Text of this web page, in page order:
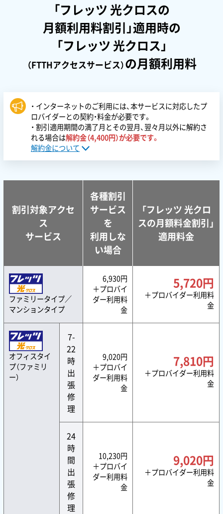
「フレッツ 光クロスの
月額利用料割引」適用時の
「フレッツ 光クロス」
（FTTHアクセスサービス）の月額利用料
・ インターネットのご利用には、本サービスに対応したプ
ロバイダーとの契約・料金が必要です。
・ 割引適用期間の満了月とその翌月、翌々月以外に解約さ
れる場合は解約金（4,400円）が必要です。
解約金について
割引対象アクセ
ス
サービス
各種割引
サービス
を
利用しな
い場合
「フレッツ 光クロ
スの月額料金割引」
適用料金
ファミリータイプ／
マンションタイプ
6,930円
＋プロバイ
ダー利用料
金
5,720円
＋プロバイダー利用料
金
オフィスタイ
プ（ファミリ
ー）
7-
22
時
出
張
修
理
9,020円
＋プロバイ
ダー利用料
金
7,810円
＋プロバイダー利用料
金
24
時
間
出
張
修
理
10,230円
＋プロバイ
ダー利用料
金
9,020円
＋プロバイダー利用料
金